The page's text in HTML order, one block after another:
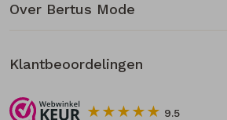
Over Bertus Mode
Klantbeoordelingen
9.5